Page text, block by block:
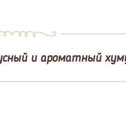
и ароматный